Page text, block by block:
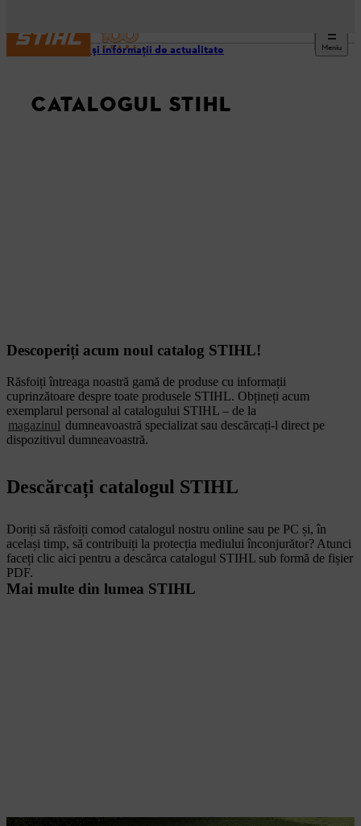
Meniu
Noutăţi şi informaţii de actualitate
CATALOGUL STIHL
Descoperiți acum noul catalog STIHL!
Răsfoiți întreaga noastră gamă de produse cu informații
cuprinzătoare despre toate produsele STIHL. Obțineți acum
exemplarul personal al catalogului STIHL – de la
magazinul dumneavoastră specializat sau descărcați-l direct pe
dispozitivul dumneavoastră.
Descărcați catalogul STIHL
Doriți să răsfoiți comod catalogul nostru online sau pe PC și, în
același timp, să contribuiți la protecția mediului înconjurător? Atunci
faceți clic aici pentru a descărca catalogul STIHL sub formă de fișier
PDF.
Mai multe din lumea STIHL